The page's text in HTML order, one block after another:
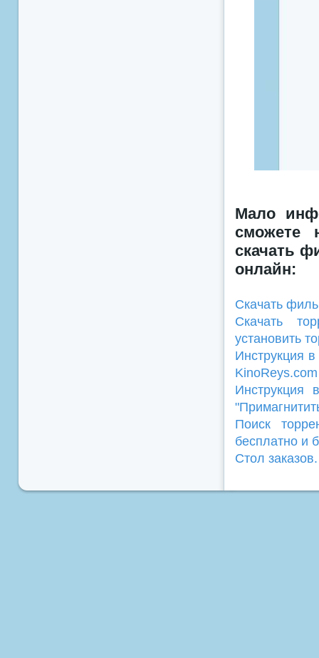
Мало
сможете
скачать
онлайн:
Скачать
Скачать
установить
Инструкция
KinoReys.com
Инструкция
Поиск
бесплатно и
Стол